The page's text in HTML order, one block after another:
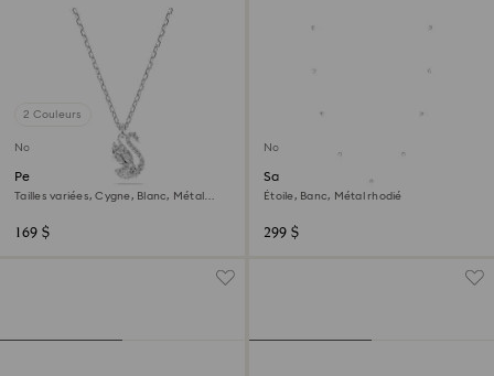
2 Couleurs
Nouveau
Pendentif Swan
Tailles variées, Cygne, Blanc, Métal
169 $
Nouveau
Sautoir Chroma
Étoile, Banc, Métal rhodié
299 $